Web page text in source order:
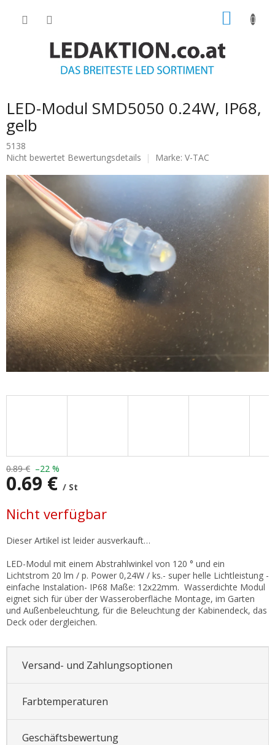
LED-Modul SMD5050 0.24W, IP68,
gelb
5138
Die
Produktbewertung
Sternen.
Nicht bewertet Bewertungsdetails Marke: V-TAC
0.89 € –22 %
0.69 € / St
Nicht verfügbar
Dieser Artikel ist leider ausverkauft…
LED-Modul mit einem Abstrahlwinkel von 120 ° und ein
Lichtstrom 20 lm / p. Power 0,24W / ks.- super helle Lichtleistung -
einfache Instalation- IP68 Maße: 12x22mm. Wasserdichte Modul
eignet sich für über der Wasseroberfläche Montage, im Garten
und Außenbeleuchtung, für die Beleuchtung der Kabinendeck, das
Deck oder dergleichen.
Versand- und Zahlungsoptionen
Farbtemperaturen
Geschäftsbewertung